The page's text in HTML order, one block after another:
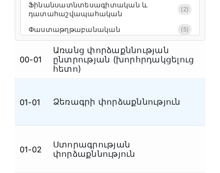
Ֆինանսատնտեսագիտական և
դատահաշվապահական
(2)
Փաստաթղթաբանական (5)
Տեսաձայնագրային,
համակարգչատեխնիկական,
ֆոտոտեխնիկական, դիմանկարային
և լինգվիստիկական
(15)
Պայթունատեխնիկական
ճարտարագիտատեխնիկական
(3)
Նյութագիտական,
հրդեհատեխնիկական և
էլեկտրատեխնիկական
00-01
Առանց փորձաքննության
ընտրության (խորհրդակցելուց
հետո)
01-01 Ձեռագրի փորձաքննություն
01-02
Ստորագրության
փորձաքննություն